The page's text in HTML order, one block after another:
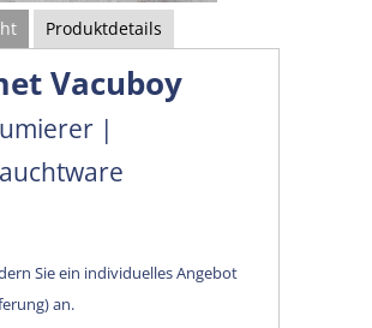
Produktdetails
Vacuboy
|
Sie ein individuelles Angebot
an.